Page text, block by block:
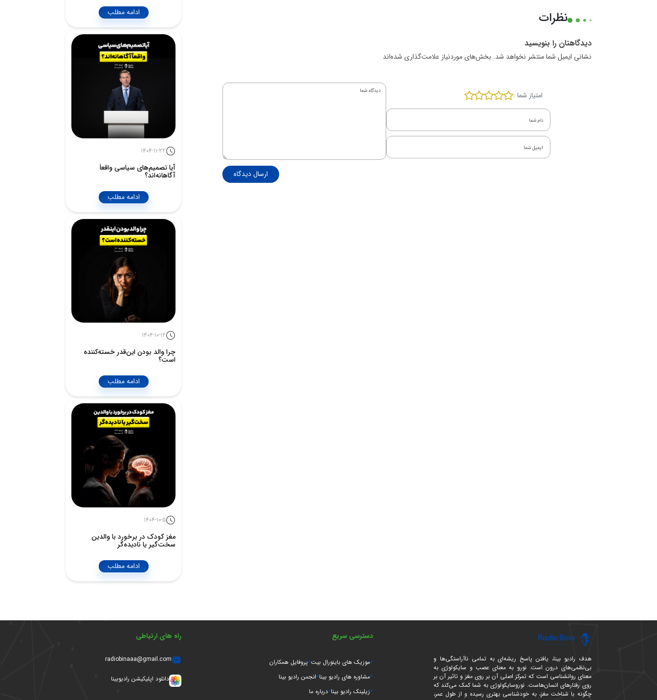
نظرات
دیدگاهتان را بنویسید
نشانی ایمیل شما منتشر نخواهد شد. بخش‌های موردنیاز علامت‌گذاری شده‌اند
امتیاز شما :
ارسال دیدگاه
ادامه مطلب
1404-11-22
آیا تصمیم‌های سیاسی واقعاً
آگاهانه‌اند؟
ادامه مطلب
1404-10-12
چرا والد بودن این‌قدر خسته‌کننده
است؟
ادامه مطلب
1404-10-5
مغز کودک در برخورد با والدین
سخت‌گیر یا نادیده‌گر
ادامه مطلب
هدف رادیو بینا، یافتن پاسخ ریشه‌ای به تمامی ناآراستگی‌ها و
بی‌نظمی‌های درون است. نورو به معنای عصب و سایکولوژی به
معنای روانشناسی است که تمرکز اصلی آن بر روی مغز و تاثیر آن بر
روی رفتارهای انسان‌هاست. نوروسایکولوژی به شما کمک می‌کند که
چگونه با شناخت مغز، به خودشناسی بهتری رسیده و از طول عمر،
دسترسی سریع
موزیک های باینورال بیت پروفایل همکاران
مشاوره های رادیو بینا انجمن رادیو بینا
زیلینک رادیو بینا درباره ما
راه های ارتباطی
radiobinaaa@gmail.com
دانلود اپلیکیشن رادیوبینا